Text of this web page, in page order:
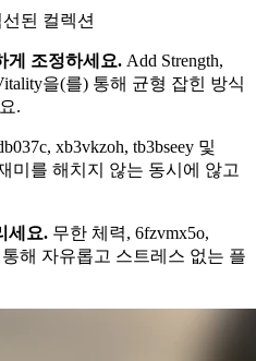
된 컬렉션
게 조정하세요. Add Strength,
을(를) 통해 균형 잡힌 방식
.
xb3vkzoh, tb3bseey 및
미를 해치지 않는 동시에 않고
세요. 무한 체력, 6fzvmx5o,
해 자유롭고 스트레스 없는 플